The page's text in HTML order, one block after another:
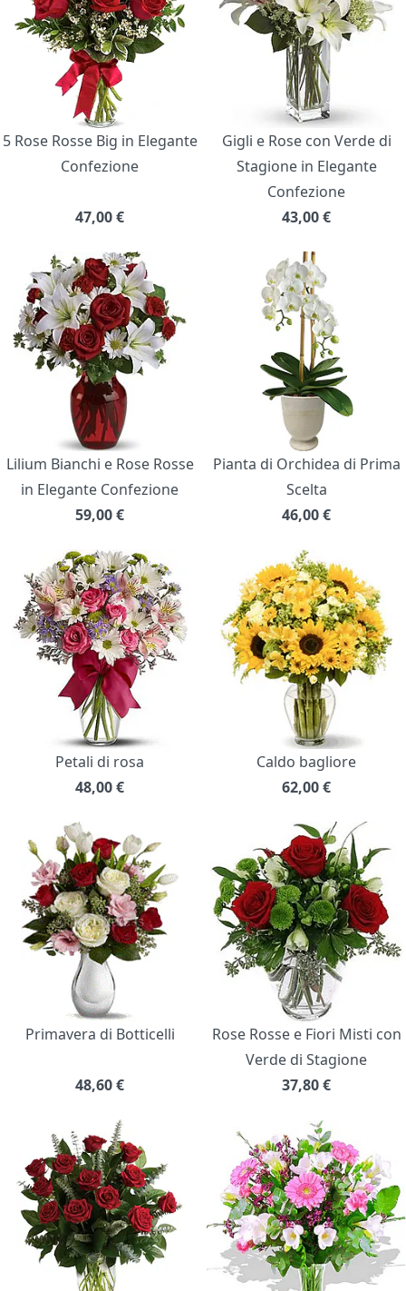
5 Rose Rosse Big in Elegante
Confezione
47,00€
Gigli e Rose con Verde di
Stagione in Elegante
Confezione
43,00€
Lilium Bianchi e Rose Rosse
in Elegante Confezione
59,00€
Pianta di Orchidea di Prima
Scelta
46,00€
Petali di rosa
48,00€
Caldo bagliore
62,00€
Primavera di Botticelli
48,60€
Rose Rosse e Fiori Misti con
Verde di Stagione
37,80€